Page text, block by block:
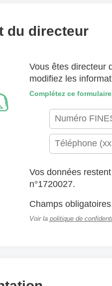
du directeur
Vous êtes directeur
modifiez les
Complétez ce
Vos données
n°1720027.
Champs
Voir la politique de